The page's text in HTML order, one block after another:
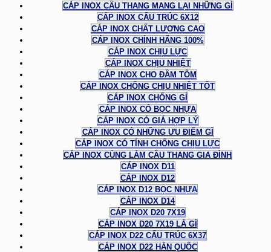
CÁP INOX CẦU THANG MANG LẠI NHỮNG GÌ
CÁP INOX CẤU TRÚC 6X12
CÁP INOX CHẤT LƯỢNG CAO
CÁP INOX CHÍNH HÃNG 100%
CÁP INOX CHỊU LỰC
CÁP INOX CHỊU NHIỆT
CÁP INOX CHO ĐẦM TÔM
CÁP INOX CHỐNG CHỊU NHIỆT TỐT
CÁP INOX CHỐNG GỈ
CÁP INOX CÓ BỌC NHỰA
CÁP INOX CÓ GIÁ HỢP LÝ
CÁP INOX CÓ NHỮNG ƯU ĐIỂM GÌ
CÁP INOX CÓ TÍNH CHỐNG CHỊU LỰC
CÁP INOX CÙNG LÀM CẦU THANG GIA ĐÌNH
CÁP INOX D11
CÁP INOX D12
CÁP INOX D12 BỌC NHỰA
CÁP INOX D14
CÁP INOX D20 7X19
CÁP INOX D20 7X19 LÀ GÌ
CÁP INOX D22 CẤU TRÚC 6X37
CÁP INOX D22 HÀN QUỐC